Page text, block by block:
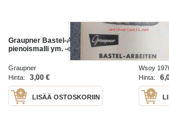
Graupner Bastel-Arbeiten -
pienoismalli ym. -esite
Graupner
Hinta:
3,00 €
LISÄÄ OSTOSKORIIN
Wsoy
Hinta: